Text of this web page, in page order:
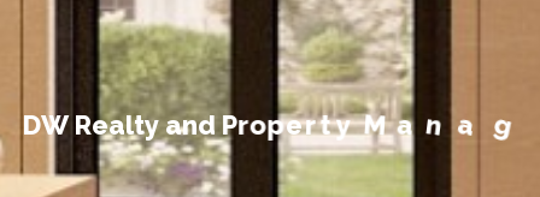
DW Realtyand PropertyManage m nt